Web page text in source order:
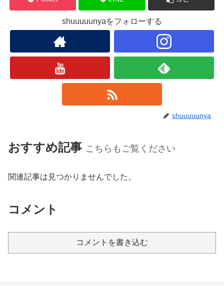
shuuuuunyaをフォローする
shuuuuunya
おすすめ記事 こちらもご覧ください
関連記事は見つかりませんでした。
コメント
コメントを書き込む